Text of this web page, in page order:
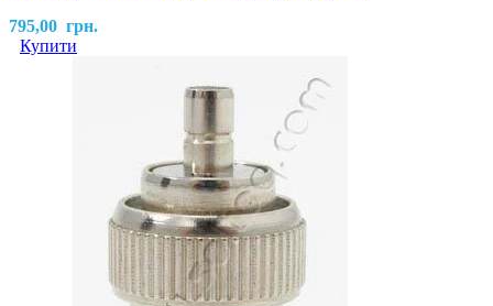
795,00 грн.
Купити